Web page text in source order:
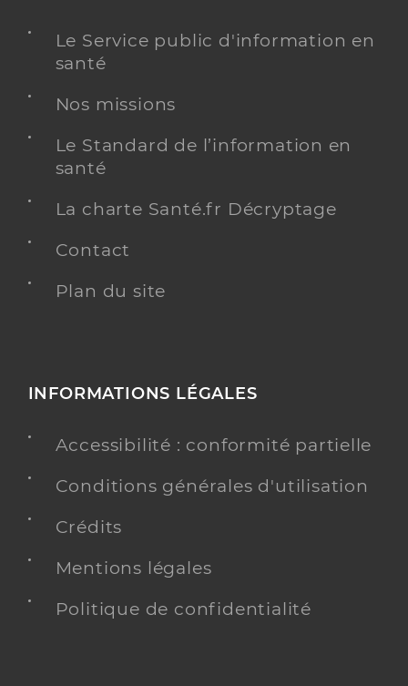
Le Service public d'information en
santé
Nos missions
Le Standard de l’information en
santé
La charte Santé.fr Décryptage
Contact
Plan du site
INFORMATIONS LÉGALES
Accessibilité : conformité partielle
Conditions générales d'utilisation
Crédits
Mentions légales
Politique de confidentialité